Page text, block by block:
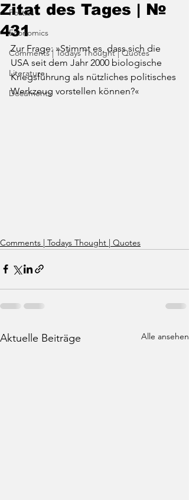
Politics
Economics
Comments | Todays Thought | Quotes
Literature
Documents
Zitat des Tages | №
431
Zur Frage: »Stimmt es, dass sich die
USA seit dem Jahr 2000 biologische
Kriegsführung als nützliches politisches
Werkzeug vorstellen können?«
Comments | Todays Thought | Quotes
Aktuelle Beiträge Alle ansehen